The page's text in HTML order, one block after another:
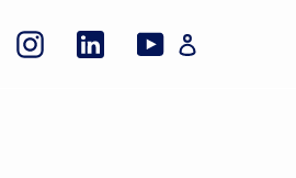
Rechercher
InstagramLinkedinYouTube